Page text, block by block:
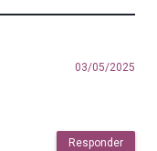
03/05/2025
Responder